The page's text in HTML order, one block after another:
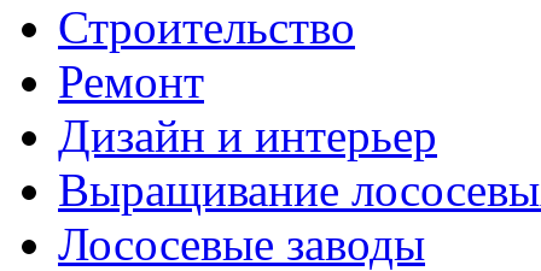
Строительство
Ремонт
Дизайн и интерьер
Выращивание
Лососевые заводы